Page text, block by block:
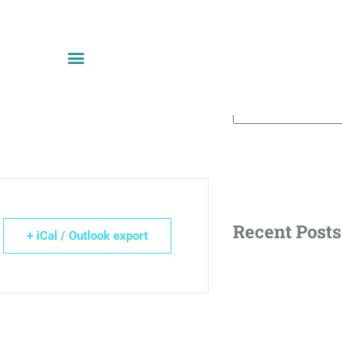
+ iCal / Outlook export Recent Posts